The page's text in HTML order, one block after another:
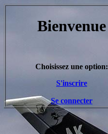
Bienvenue
Choisissez une option:
S'inscrire
Se connecter